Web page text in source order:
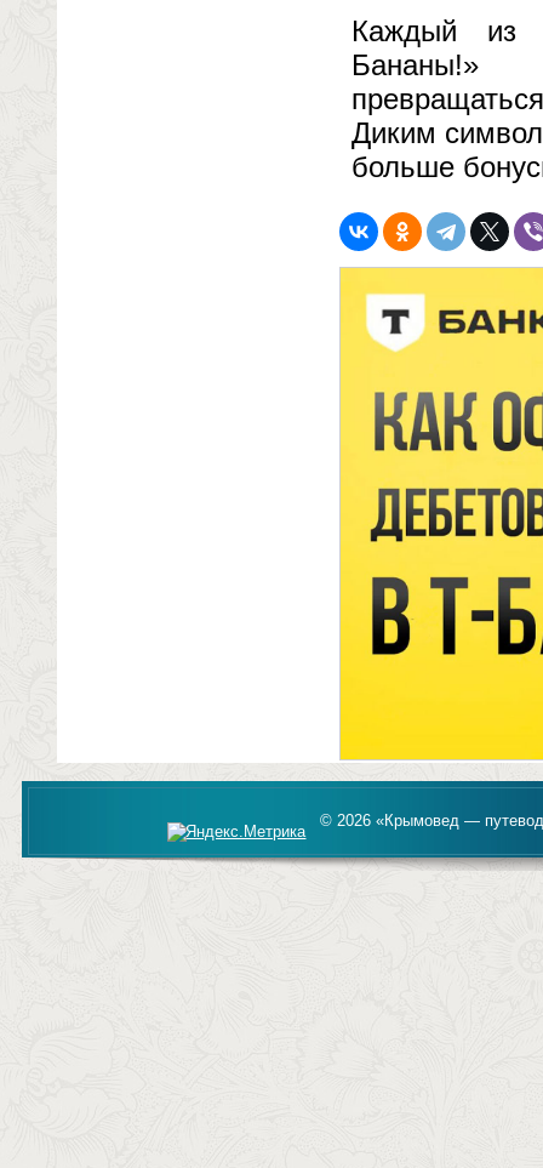
Каждый из
Бананы!»
Диким
больше
© 2026 «Крымовед —